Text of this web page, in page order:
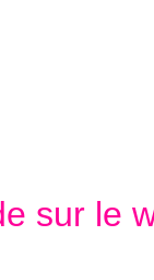
sur le